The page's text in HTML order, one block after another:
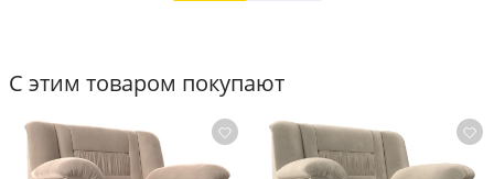
С этим товаром покупают